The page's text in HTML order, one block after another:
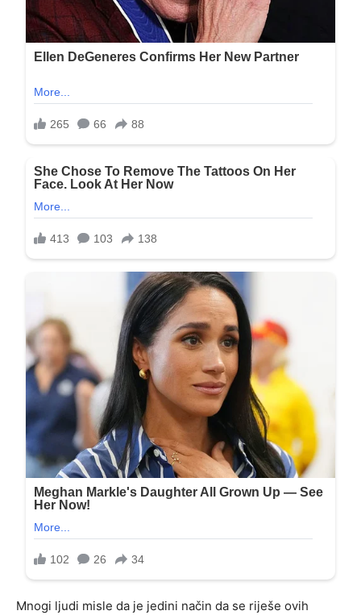
Mnogi ljudi misle da je jedini način da se riješe ovih